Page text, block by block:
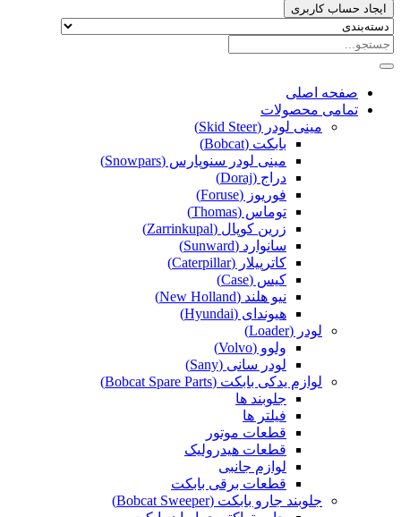
ایجاد حساب کاربری
صفحه اصلی
تمامی محصولات
مینی لودر (Skid Steer)
بابکت (Bobcat)
مینی لودر سنوپارس (Snowpars)
دراج (Doraj)
فوریوز (Foruse)
توماس (Thomas)
زرین کوپال (Zarrinkupal)
سانوارد (Sunward)
کاترپیلار (Caterpillar)
کیس (Case)
نیو هلند (New Holland)
هیوندای (Hyundai)
لودر (Loader)
ولوو (Volvo)
لودر سانی (Sany)
لوازم یدکی بابکت (Bobcat Spare Parts)
جلوبند ها
فیلتر ها
قطعات موتور
قطعات هیدرولیک
لوازم جانبی
قطعات برقی بابکت
جلوبند جارو بابکت (Bobcat Sweeper)